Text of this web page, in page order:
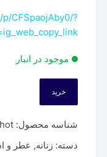
CFSpaojAby0/?
موجود در انبار
دل
پوزو
خرید
شناسه محصول:
دسته:زنانه, عطر و